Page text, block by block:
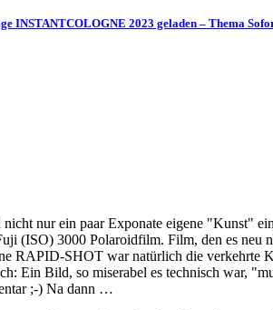
INSTANTCOLOGNE 2023 geladen – Thema
nicht nur ein paar Exponate eigene
(ISO) 3000 Polaroidfilm. Film, den es
RAPID-SHOT war natürlich die verkehrte
Ein Bild, so miserabel es technisch war,
;-) Na dann …